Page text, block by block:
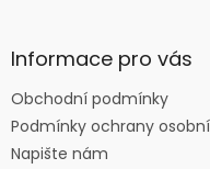
Informace pro vás
Obchodní podmínky
Podmínky ochrany
Napište nám